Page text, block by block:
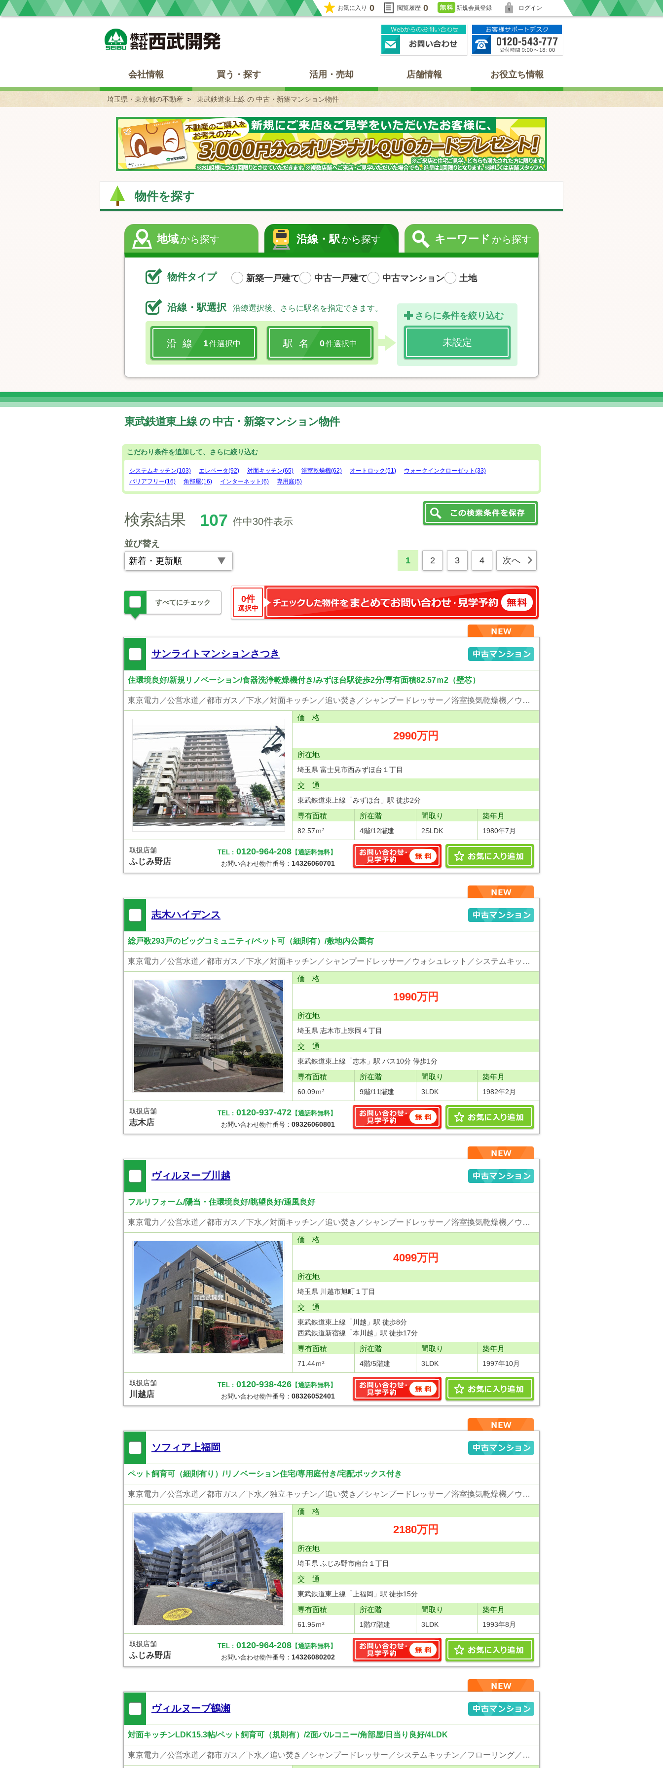
お気に入り 0 閲覧履歴 0 新規会員登録 ログイン
会社情報 買う・探す 活用・売却 店舗情報 お役立ち情報
埼玉県・東京都の不動産 東武鉄道東上線 の 中古・新築マンション物件
物件を探す
地域から探す 沿線・駅から探す
物件タイプ 新築一戸建て 中古一戸建て 中古マンション 土地
沿線・駅選択 沿線選択後、さらに駅名を指定できます。
沿 線 1件選択中 駅 名 0件選択中
さらに条件を絞り込む
未設定
キーワード から探す
東武鉄道東上線 の 中古・新築マンション物件
こだわり条件を追加して、さらに絞り込む
システムキッチン(103) エレベータ(92) 対面キッチン(65) 浴室乾燥機(62) オートロック(51)
ウォークインクローゼット(33)
バリアフリー(16)
角部屋(16) インターネット(6) 専用庭(5)
検索結果 107 件中30件表示
並び替え
1
2 3 4 次へ
すべてにチェック 0件
選択中
サンライトマンションさつき
住環境良好/新規リノベーション/食器洗浄乾燥機付き/みずほ台駅徒歩2分/専有面積82.57ｍ2（壁芯）
東京電力／公営水道／都市ガス／下水／対面キッチン／追い焚き／シャンプードレッサー／浴室換気乾燥機／ウォシュレット／システムキッチン／食器洗浄乾燥器／浄水器／ウォークインクローゼット／フローリング／クローゼット／エレベータ／外壁タイル張り
価 格
2990万円
所在地
埼玉県 富士見市西みずほ台１丁目
交 通
東武鉄道東上線「みずほ台」駅 徒歩2分
専有面積
82.57ｍ²
所在階
4階/12階建
間取り
2SLDK
築年月
1980年7月
取扱店舗
ふじみ野店
TEL : 0120-964-208 【通話料無料】
お問い合わせ物件番号：14326060701
志木ハイデンス
総戸数293戸のビッグコミュニティ/ペット可（細則有）/敷地内公園有
東京電力／公営水道／都市ガス／下水／対面キッチン／シャンプードレッサー／ウォシュレット／システムキッチン／浄水器／エレベータ／ペット相談
価 格
1990万円
所在地
埼玉県 志木市上宗岡４丁目
交 通
東武鉄道東上線「志木」駅 バス10分 停歩1分
専有面積
60.09ｍ²
所在階
9階/11階建
間取り
3LDK
築年月
1982年2月
取扱店舗
志木店
TEL : 0120-937-472 【通話料無料】
お問い合わせ物件番号：09326060801
ヴィルヌーブ川越
フルリフォーム/陽当・住環境良好/眺望良好/通風良好
東京電力／公営水道／都市ガス／下水／対面キッチン／追い焚き／シャンプードレッサー／浴室換気乾燥機／ウォシュレット／システムキッチン／食器洗浄乾燥器／浄水器／フローリング／クローゼット／エレベータ
価 格
4099万円
所在地
埼玉県 川越市旭町１丁目
交 通
東武鉄道東上線「川越」駅 徒歩8分
西武鉄道新宿線「本川越」駅 徒歩17分
専有面積
71.44ｍ²
所在階
4階/5階建
間取り
3LDK
築年月
1997年10月
取扱店舗
川越店
TEL : 0120-938-426 【通話料無料】
お問い合わせ物件番号：08326052401
ソフィア上福岡
ペット飼育可（細則有り）/リノベーション住宅/専用庭付き/宅配ボックス付き
東京電力／公営水道／都市ガス／下水／独立キッチン／追い焚き／シャンプードレッサー／浴室換気乾燥機／ウォシュレット／システムキッチン／浄水器／フローリング／クローゼット／専用庭／外壁タイル張り
価 格
2180万円
所在地
埼玉県 ふじみ野市南台１丁目
交 通
東武鉄道東上線「上福岡」駅 徒歩15分
専有面積
61.95ｍ²
所在階
1階/7階建
間取り
3LDK
築年月
1993年8月
取扱店舗
ふじみ野店
TEL : 0120-964-208 【通話料無料】
お問い合わせ物件番号：14326080202
ヴィルヌーブ鶴瀬
対面キッチンLDK15.3帖/ペット飼育可（規則有）/2面バルコニー/角部屋/日当り良好/4LDK
東京電力／公営水道／都市ガス／下水／追い焚き／シャンプードレッサー／システムキッチン／フローリング／クローゼット／エレベータ／外壁タイル張り／角部屋